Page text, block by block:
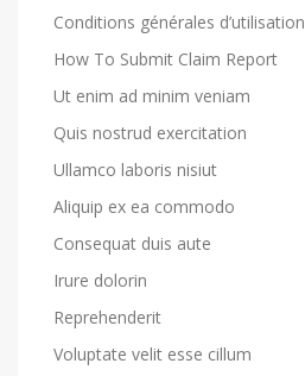
Conditions générales d’utilisation
How To Submit Claim Report
Ut enim ad minim veniam
Quis nostrud exercitation
Ullamco laboris nisiut
Aliquip ex ea commodo
Consequat duis aute
Irure dolorin
Reprehenderit
Voluptate velit esse cillum